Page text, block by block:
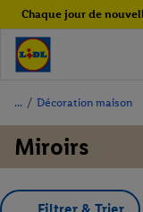
Chaque jour de
/ Décoration maison
Miroirs